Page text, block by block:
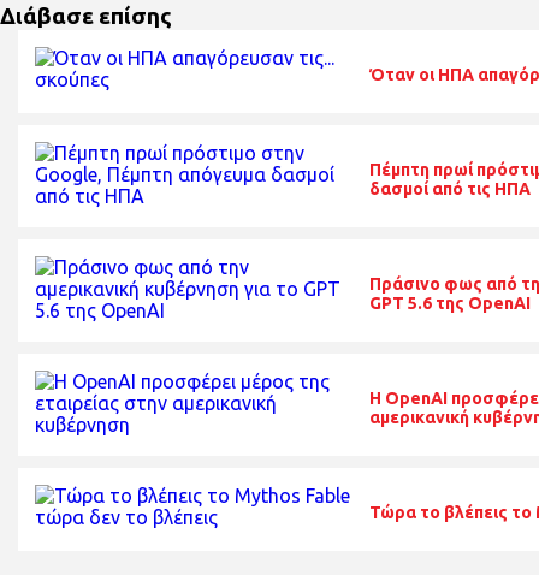
Διάβασε επίσης
Όταν οι ΗΠΑ
Πέμπτη πρωί
δασμοί από τις ΗΠΑ
Πράσινο φως από
GPT 5.6 της OpenAI
Η OpenAI
αμερικανική
Τώρα το βλέπεις το